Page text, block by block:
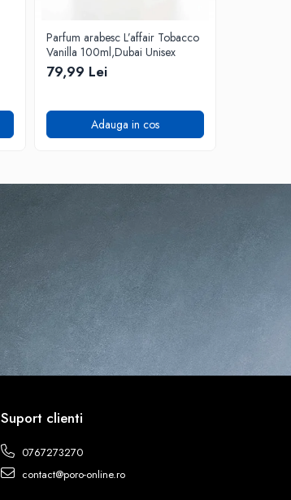
Parfum arabesc L’affair Tobacco
Vanilla 100ml,Dubai Unisex
79,99 Lei
Adauga in cos
Suport clienti
0767273270
contact@poro-online.ro